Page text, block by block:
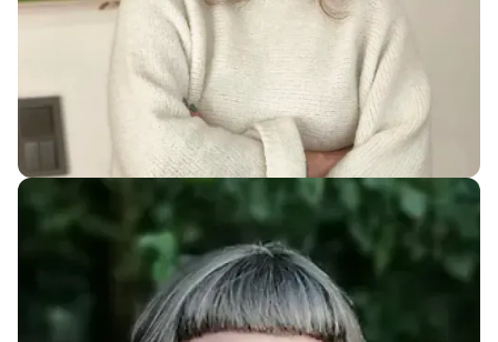
Helena Romeu Llabrés
Piscología
